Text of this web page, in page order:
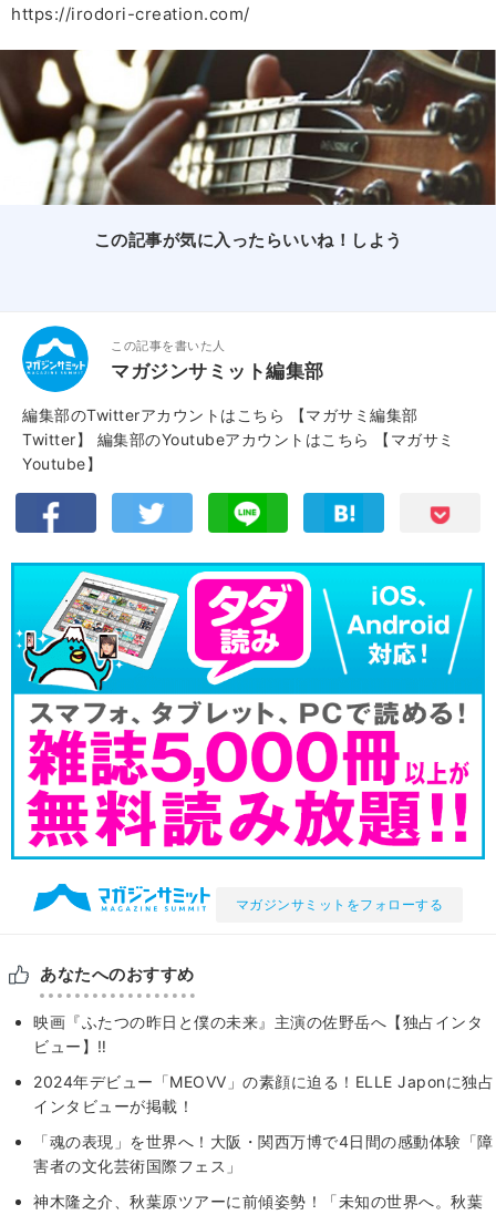
https://irodori-creation.com/
この記事が気に入ったらいいね！しよう
この記事を書いた人
マガジンサミット編集部
編集部のTwitterアカウントはこちら
【マガサミ編集部
Twitter】
編集部のYoutubeアカウントはこちら
【マガサミ
Youtube】
マガジンサミットをフォローする
あなたへのおすすめ
映画『ふたつの昨日と僕の未来』主演の佐野岳へ【独占インタ
ビュー】‼
2024年デビュー「MEOVV」の素顔に迫る！ELLE Japonに独占
インタビューが掲載！
「魂の表現」を世界へ！大阪・関西万博で4日間の感動体験「障
害者の文化芸術国際フェス」
神木隆之介、秋葉原ツアーに前傾姿勢！「未知の世界へ。秋葉